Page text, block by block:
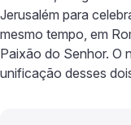
Jerusalém para
mesmo tempo, em
Paixão do Senhor. O
unificação desses